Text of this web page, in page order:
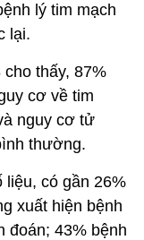
lý tim mạch
lại.
thấy, 87%
cơ về tim
nguy cơ tử
thường.
liệu, có gần 26%
xuất hiện bệnh
đoán; 43% bệnh